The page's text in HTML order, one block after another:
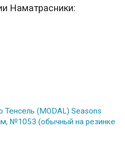
Наматрасники:
Тенсель (MODAL) Seasons
№1053 (обычный на резинке